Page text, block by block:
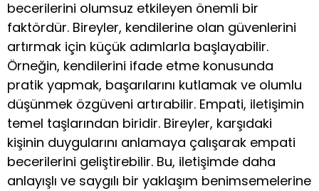
becerilerini olumsuz etkileyen önemli bir
faktördür. Bireyler, kendilerine olan güvenlerini
artırmak için küçük adımlarla başlayabilir.
Örneğin, kendilerini ifade etme konusunda
pratik yapmak, başarılarını kutlamak ve olumlu
düşünmek özgüveni artırabilir. Empati, iletişimin
temel taşlarından biridir. Bireyler, karşıdaki
kişinin duygularını anlamaya çalışarak empati
becerilerini geliştirebilir. Bu, iletişimde daha
anlayışlı ve saygılı bir yaklaşım benimsemelerine